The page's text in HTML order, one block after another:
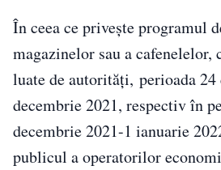
În ceea ce privește programul
magazinelor sau a
luate de autorități, perioada 24
decembrie 2021, respectiv în
decembrie 2021-1 ianuarie
publicul a operatorilor